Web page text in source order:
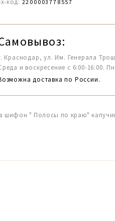
код: 2200003778557
Краснодар, ул. Им. Генерала
и воскресение с 6:00-16:00.
доставка по России.
шифон " Полосы по краю"